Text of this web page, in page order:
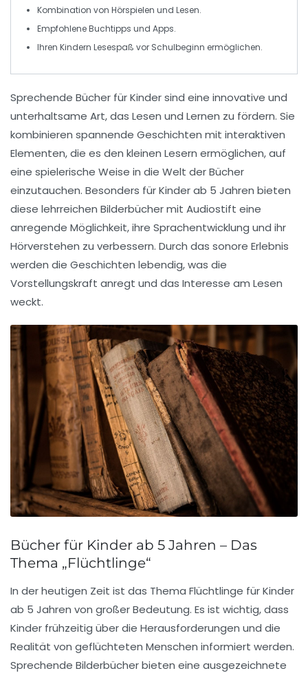
Kombination von Hörspielen und Lesen.
EmpfohleneBuchtipps und Apps.
Ihren Kindern Lesespaß vor Schulbeginn ermöglichen.
Sprechende Bücher für Kinder sind eine innovative und
unterhaltsame Art, das Lesen und Lernen zu fördern. Sie
kombinieren spannende Geschichten mit interaktiven
Elementen, die es den kleinen Lesern ermöglichen, auf
eine spielerische Weise in die Welt der Bücher
einzutauchen. Besonders für Kinder ab 5 Jahren bieten
diese lehrreichen Bilderbüchermit Audiostift eine
anregende Möglichkeit, ihre Sprachentwicklung und ihr
Hörverstehen zu verbessern. Durch das sonore Erlebnis
werden die Geschichten lebendig, was die
Vorstellungskraft anregt und das Interesse am Lesen
weckt.
Bücher für Kinder ab 5 Jahren – Das
Thema „Flüchtlinge“
In der heutigen Zeit ist das Thema Flüchtlinge für Kinder
ab 5 Jahren von großer Bedeutung. Es ist wichtig, dass
Kinder frühzeitig über die Herausforderungen und die
Realität von geflüchteten Menschen informiert werden.
Sprechende Bilderbücherbieten eine ausgezeichnete